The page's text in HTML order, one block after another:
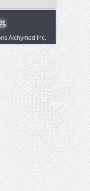
Alchymed inc.